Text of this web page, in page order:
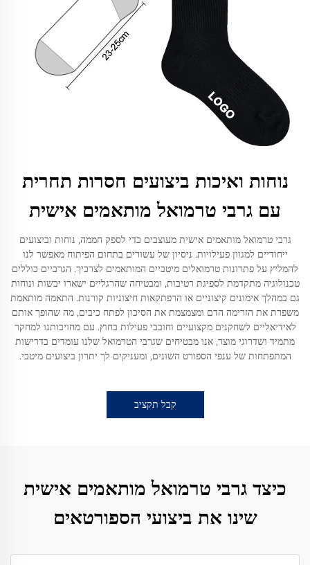
נוחות ואיכות ביצועים חסרות תחרית
עם גרבי טרמואל מותאמים אישית
גרבי טרמואל מותאמים אישית מעוצבים כדי לספק חממה, נוחות וביצועים
ייחודיים למגוון פעילויות. ניסיון של עשורים בתחום הפיתוח מאפשר לנו
להמליץ על פתרונות טרמואלים מיטביים המותאמים לצרכיך. הגרביים כוללים
טכנולוגיה מתקדמת לספיגת רטיבות, ומבטיחה שהרגליים ישארו יבשות ונוחות
גם במהלך אימונים קיצוניים או הרפתקאות חיצוניות קורנות. התאמה מותאמת
משפרת את הזרימה הדם ומצמצמת את הסיכון לפתח כיבים, מה שהופך אותם
לאידיאליים לשחקנים מקצועיים וחובבי פעילות בחוץ. עם מחויבותנו למחקר
מתמיד ושדרוגי מוצר, אנו מבטיחים שגרבי הטרמואל שלנו עומדים בדרישות
המתפתחות של ענפי הספורט השונים, ומעניקים לך יתרון ביצועים מיטבי.
קבל תקציב
כיצד גרבי טרמואל מותאמים אישית
שינו את ביצועי הספורטאים